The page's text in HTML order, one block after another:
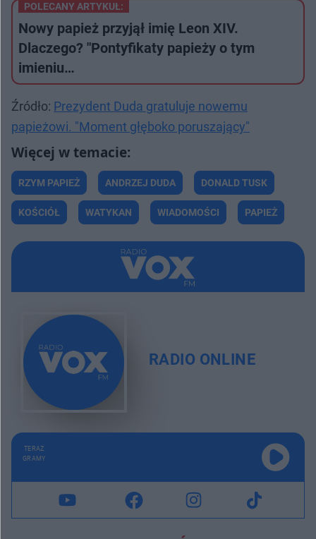
POLECANY ARTYKUŁ:
Nowy papież przyjął imię Leon XIV.
Dlaczego? "Pontyfikaty papieży o tym
imieniu…
Źródło: Prezydent Duda gratuluje nowemu
papieżowi. "Moment głęboko poruszający"
RZYM PAPIEŻ ANDRZEJ DUDA DONALD TUSK
KOŚCIÓŁ WATYKAN WIADOMOŚCI PAPIEŻ
RADIO ONLINE
TERAZ
GRAMY